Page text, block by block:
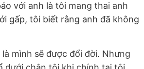
với anh là tôi mang thai anh
gấp, tôi biết rằng anh đã không
mình sẽ được đổi đời. Nhưng